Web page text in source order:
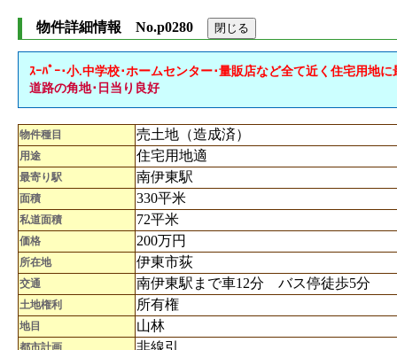
物件詳細情報 No.p0280
ｽｰﾊﾟｰ･小.中学校･ホームセンター･量販店など全て近く住宅用地
道路の角地･日当り良好
物件種目 売土地（造成済）
用途 住宅用地適
最寄り駅 南伊東駅
面積 330平米
私道面積 72平米
価格 200万円
所在地 伊東市荻
交通 南伊東駅まで車12分 バス停徒歩5分
土地権利 所有権
地目 山林